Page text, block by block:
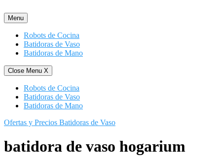
al
contenido
Menu
Robots de Cocina
Batidoras de Vaso
Batidoras de Mano
Close Menu X
Robots de Cocina
Batidoras de Vaso
Batidoras de Mano
Ofertas y Precios Batidoras de Vaso
batidora de vaso hogarium